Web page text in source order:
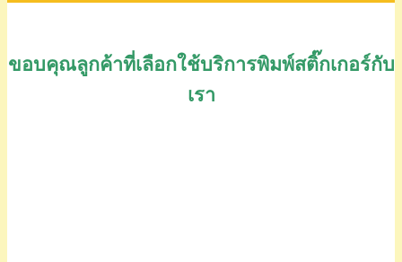
ขอบคุณลูกค้าที่เลือกใช้บริการพิมพ์สติ๊กเกอร์กับ
เรา